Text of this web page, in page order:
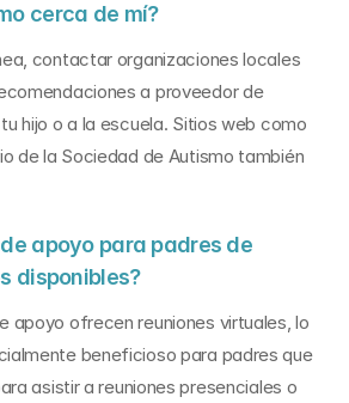
cerca de mí?
contactar organizaciones locales
a proveedor de
hijo o a la escuela. Sitios web como
de la Sociedad de Autismo también
apoyo para padres de
disponibles?
apoyo ofrecen reuniones virtuales, lo
beneficioso para padres que
asistir a reuniones presenciales o